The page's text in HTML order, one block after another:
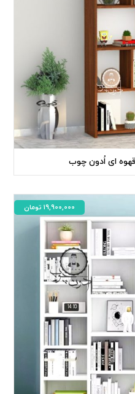
قهوه ای اُدون چوب
19,900,000 تومان